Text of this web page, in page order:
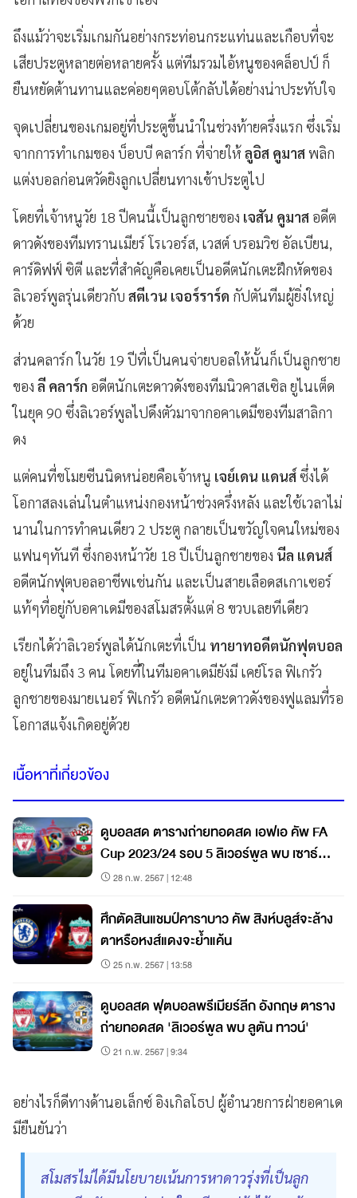
ถึงแม้ว่าจะเริ่มเกมกันอย่างกระท่อนกระแท่นและเกือบที่จะ
เสียประตูหลายต่อหลายครั้ง แต่ทีมรวมไอ้หนูของคล็อปป์ ก็
ยืนหยัดต้านทานและค่อยๆตอบโต้กลับได้อย่างน่าประทับใจ
จุดเปลี่ยนของเกมอยู่ที่ประตูขึ้นนำในช่วงท้ายครึ่งแรก ซึ่งเริ่ม
จากการทำเกมของ บ็อบบี คลาร์ก ที่จ่ายให้ ลูอิส คูมาสพลิก
แต่งบอลก่อนตวัดยิงลูกเปลี่ยนทางเข้าประตูไป
โดยที่เจ้าหนูวัย 18 ปีคนนี้เป็นลูกชายของ เจสัน คูมาส อดีต
ดาวดังของทีมทรานเมียร์ โรเวอร์ส, เวสต์ บรอมวิช อัลเบียน,
คาร์ดิฟฟ์ ซิตี และที่สำคัญคือเคยเป็นอดีตนักเตะฝึกหัดของ
ลิเวอร์พูลรุ่นเดียวกับ สตีเวน เจอร์ราร์ด กัปตันทีมผู้ยิ่งใหญ่
ด้วย
ส่วนคลาร์ก ในวัย 19 ปีที่เป็นคนจ่ายบอลให้นั้นก็เป็นลูกชาย
ของ ลี คลาร์ก อดีตนักเตะดาวดังของทีมนิวคาสเซิล ยูไนเต็ด
ในยุค 90 ซึ่งลิเวอร์พูลไปดึงตัวมาจากอคาเดมีของทีมสาลิกา
ดง
แต่คนที่ขโมยซีนนิดหน่อยคือเจ้าหนู เจย์เดน แดนส์ซึ่งได้
โอกาสลงเล่นในตำแหน่งกองหน้าช่วงครึ่งหลัง และใช้เวลาไม่
นานในการทำคนเดียว 2 ประตู กลายเป็นขวัญใจคนใหม่ของ
แฟนๆทันที ซึ่งกองหน้าวัย 18 ปีเป็นลูกชายของ นีล แดนส์
อดีตนักฟุตบอลอาชีพเช่นกัน และเป็นสายเลือดสเกาเซอร์
แท้ๆที่อยู่กับอคาเดมีของสโมสรตั้งแต่ 8 ขวบเลยทีเดียว
เรียกได้ว่าลิเวอร์พูลได้นักเตะที่เป็น ทายาทอดีตนักฟุตบอล
อยู่ในทีมถึง 3 คน โดยที่ในทีมอคาเดมียังมี เคย์โรล ฟิเกรัว
ลูกชายของมายเนอร์ ฟิเกรัว อดีตนักเตะดาวดังของฟูแลมที่รอ
โอกาสแจ้งเกิดอยู่ด้วย
เนื้อหาที่เกี่ยวข้อง
ดูบอลสด ตารางถ่ายทอดสด เอฟเอ คัพ FA
Cup 2023/24 รอบ 5 ลิเวอร์พูล พบ เซาธ์
แฮมป์ตัน
28 ก.พ. 2567 | 12:48
ศึกตัดสินแชมป์คาราบาว คัพ สิงห์บลูส์จะล้าง
ตาหรือหงส์แดงจะย้ำแค้น
25 ก.พ. 2567 | 13:58
ดูบอลสด ฟุตบอลพรีเมียร์ลีก อังกฤษ ตาราง
ถ่ายทอดสด 'ลิเวอร์พูล พบ ลูตัน ทาวน์'
21 ก.พ. 2567 | 9:34
อย่างไรก็ดีทางด้านอเล็กซ์ อิงเกิลโธป ผู้อำนวยการฝ่ายอคาเด
มียืนยันว่า
สโมสรไม่ได้มีนโยบายเน้นการหาดาวรุ่งที่เป็นลูก